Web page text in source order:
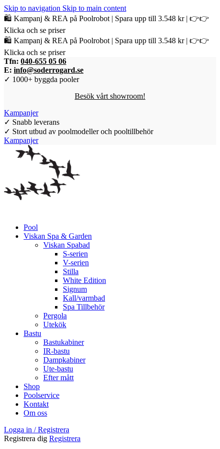
Skip to navigation Skip to main content
🛍️ Kampanj & REA på Poolrobot | Spara upp till 3.548 kr | 👉👉
Klicka och se priser
🛍️ Kampanj & REA på Poolrobot | Spara upp till 3.548 kr | 👉👉
Klicka och se priser
Tfn: 040-655 05 06
E: info@soderrogard.se
✓ 1000+ byggda pooler
Besök vårt showroom!
Kampanjer
✓ Snabb leverans
✓ Stort utbud av poolmodeller och pooltillbehör
Kampanjer
Pool
Viskan Spa & Garden
Viskan Spabad
S-serien
V-serien
Stilla
White Edition
Signum
Kall/varmbad
Spa Tillbehör
Pergola
Utekök
Bastu
Bastukabiner
IR-bastu
Dampkabiner
Ute-bastu
Efter mått
Shop
Poolservice
Kontakt
Om oss
Logga in / Registrera
Registrera dig Registrera